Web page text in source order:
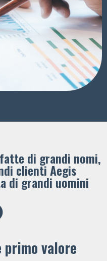
di grandi nomi,
clienti ​Aegis
di grandi uomini
primo valore